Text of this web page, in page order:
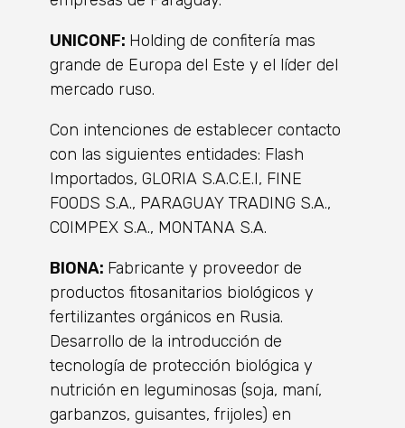
UNICONF: Holding de confitería mas
grande de Europa del Este y el líder del
mercado ruso.
Con intenciones de establecer contacto
con las siguientes entidades: Flash
Importados, GLORIA S.A.C.E.I, FINE
FOODS S.A., PARAGUAY TRADING S.A.,
COIMPEX S.A., MONTANA S.A.
BIONA: Fabricante y proveedor de
productos fitosanitarios biológicos y
fertilizantes orgánicos en Rusia.
Desarrollo de la introducción de
tecnología de protección biológica y
nutrición en leguminosas (soja, maní,
garbanzos, guisantes, frijoles) en